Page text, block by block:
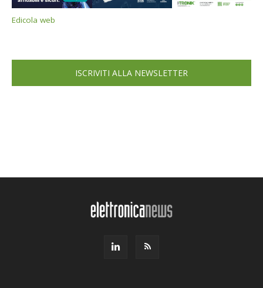
Edicola web
ISCRIVITI ALLA NEWSLETTER